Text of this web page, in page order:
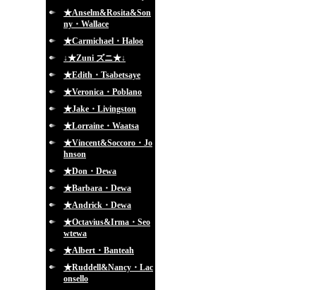
★Anselm&Rosita&Son
ny・Wallace
★Carmichael・Haloo
↓★Zuni ズニ★↓
★Edith・Tsabetsaye
★Veronica・Poblano
★Jake・Livingston
★Lorraine・Waatsa
★Vincent&Soccoro・Jo
hnson
★Don・Dewa
★Barbara・Dewa
★Andrick・Dewa
★Octavius&Irma・Seo
wtewa
★Albert・Banteah
★Ruddell&Nancy・Lac
onsello